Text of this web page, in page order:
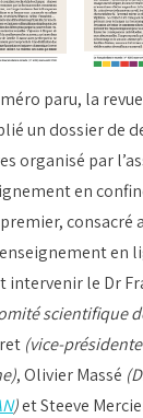
paru, la
un dossier de
organisé par
en
consacré
en
le Dr
scientifique
(vice-
, Olivier Massé
)et Steeve